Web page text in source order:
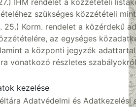
szükséges közzétételi
25.) Korm. rendelet a közérdekű
az egységes
a központi jegyzék
vonatkozó részletes szabályokról
kezelése
Adatvédelmi és Adatkezelési